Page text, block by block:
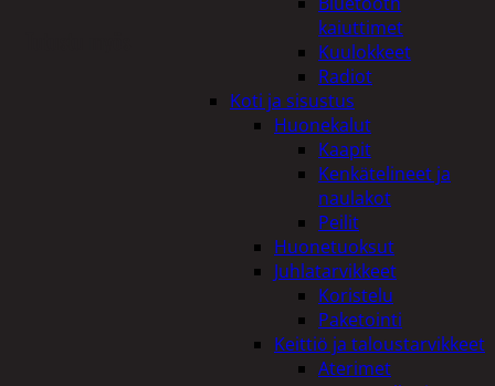
kaiuttimet
Kuulokkeet
Radiot
Koti ja sisustus
Huonekalut
Kaapit
Kenkätelineet ja
naulakot
Peilit
Huonetuoksut
Juhlatarvikkeet
Koristelu
Paketointi
Keittiö ja taloustarvikkeet
Aterimet